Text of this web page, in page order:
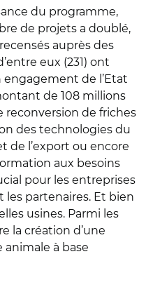
du programme,
de projets a doublé,
auprès des
eux (231) ont
engagement de l’Etat
de 108 millions
reconversion de friches
des technologies du
de l’export ou encore
aux besoins
pour les entreprises
les partenaires. Et bien
usines. Parmi les
la création d’une
à base